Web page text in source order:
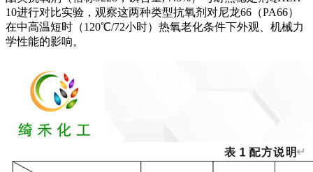
10进行对比实验，观察这两种类型抗氧剂对尼龙66（PA66）
在中高温短时（120℃/72小时）热氧老化条件下外观、机械力
学性能的影响。